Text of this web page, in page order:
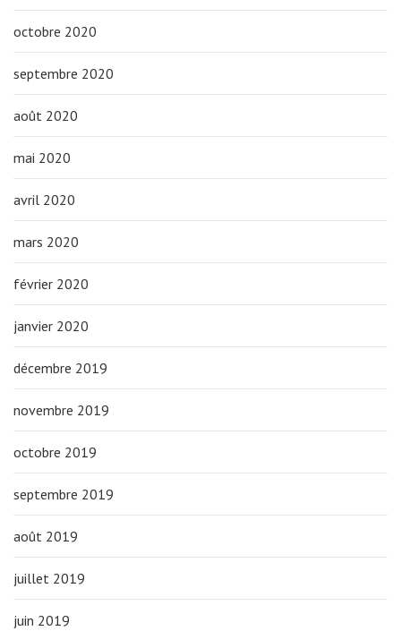
octobre 2020
septembre 2020
août 2020
mai 2020
avril 2020
mars 2020
février 2020
janvier 2020
décembre 2019
novembre 2019
octobre 2019
septembre 2019
août 2019
juillet 2019
juin 2019